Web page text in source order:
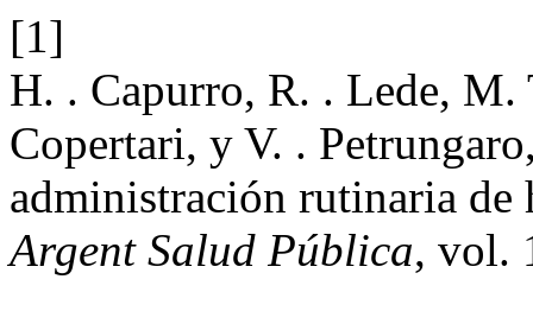
[1]
H. . Capurro, R. . Lede, M.
Copertari, y V. .
administración rutinaria
Argent Salud Pública, vol.